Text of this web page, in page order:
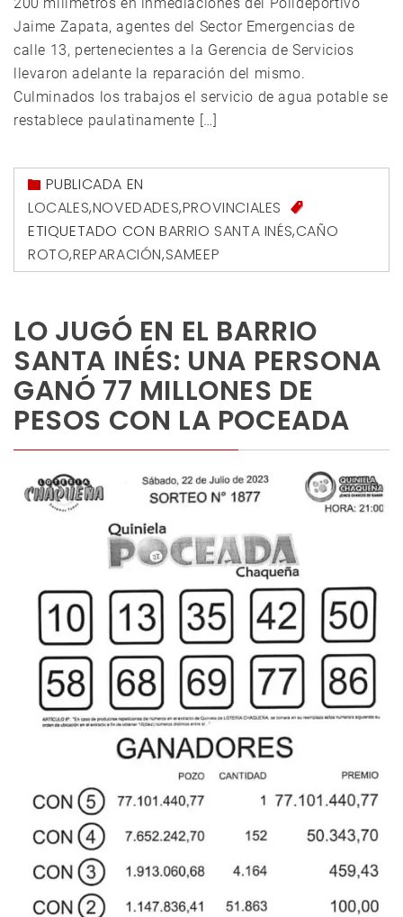
Jaime Zapata, agentes del Sector Emergencias de
calle 13, pertenecientes a la Gerencia de Servicios
llevaron adelante la reparación del mismo.
Culminados los trabajos el servicio de agua potable se
restablece paulatinamente […]
PUBLICADA EN
LOCALES,NOVEDADES,PROVINCIALES
ETIQUETADO CON BARRIO SANTA INÉS,CAÑO
ROTO,REPARACIÓN,SAMEEP
LO JUGÓ EN EL BARRIO
SANTA INÉS: UNA PERSONA
GANÓ 77 MILLONES DE
PESOS CON LA POCEADA